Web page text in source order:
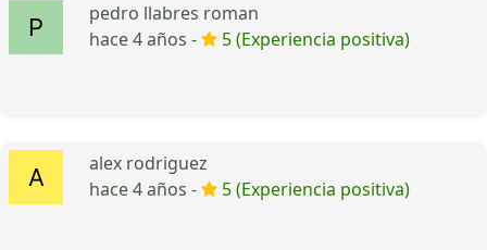
pedro llabres roman
hace 4 años -
5 (Experiencia positiva)
alex rodriguez
hace 4 años -
5 (Experiencia positiva)